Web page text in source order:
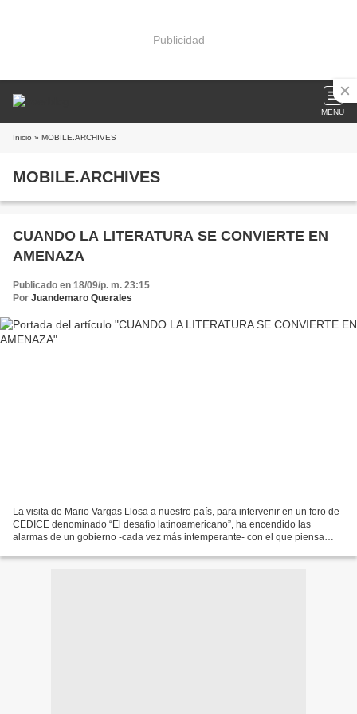
Publicidad
MENU
Inicio » MOBILE.ARCHIVES
MOBILE.ARCHIVES
CUANDO LA LITERATURA SE CONVIERTE EN
AMENAZA
Publicado en 18/09/p. m. 23:15
Por Juandemaro Querales
La visita de Mario Vargas Llosa a nuestro país, para intervenir en un foro de
CEDICE denominado “El desafío latinoamericano”, ha encendido las
alarmas de un gobierno -cada vez más intemperante- con el que piensa